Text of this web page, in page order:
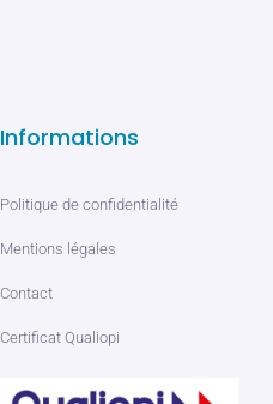
Informations
Politique de confidentialité
Mentions légales
Contact
Certificat Qualiopi